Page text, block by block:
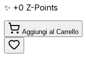
✨ +0 Z-Points
Aggiungi al Carrello